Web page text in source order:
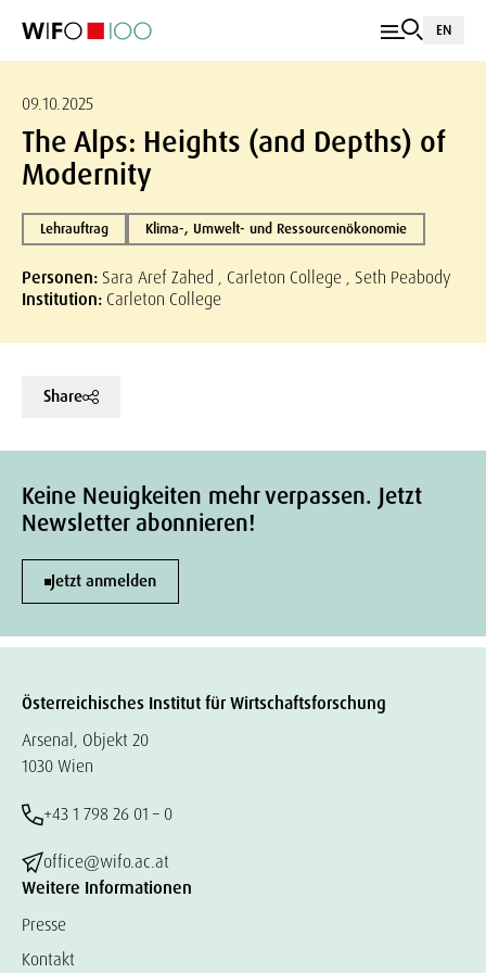
EN
09.10.2025
The Alps: Heights (and Depths) of
Modernity
Lehrauftrag Klima-, Umwelt- und Ressourcenökonomie
Personen: Sara Aref Zahed , Carleton College , Seth Peabody
Institution: Carleton College
Share
Keine Neuigkeiten mehr verpassen. Jetzt
Newsletter abonnieren!
Jetzt anmelden
Österreichisches Institut für Wirtschaftsforschung
Arsenal, Objekt 20
1030 Wien
+43 1 798 26 01 – 0
office@wifo.ac.at
Weitere Informationen
Presse
Kontakt